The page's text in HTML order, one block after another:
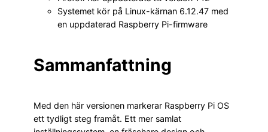
Systemet kör på Linux-kärnan 6.12.47 med
en uppdaterad Raspberry Pi-firmware
Sammanfattning
Med den här versionen markerar Raspberry Pi OS
ett tydligt steg framåt. Ett mer samlat